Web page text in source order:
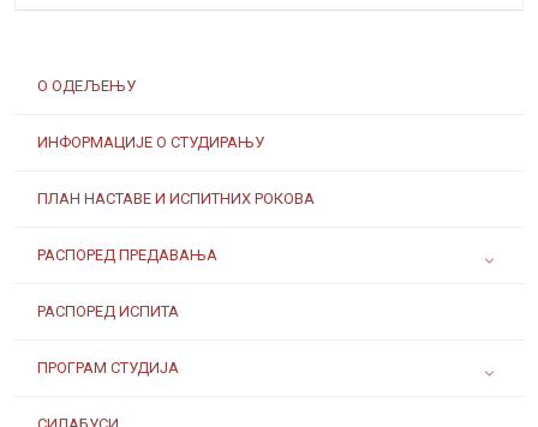
О ОДЕЉЕЊУ
ИНФОРМАЦИЈЕ О СТУДИРАЊУ
ПЛАН НАСТАВЕ И ИСПИТНИХ РОКОВА
РАСПОРЕД ПРЕДАВАЊА
РАСПОРЕД ИСПИТА
ПРОГРАМ СТУДИЈА